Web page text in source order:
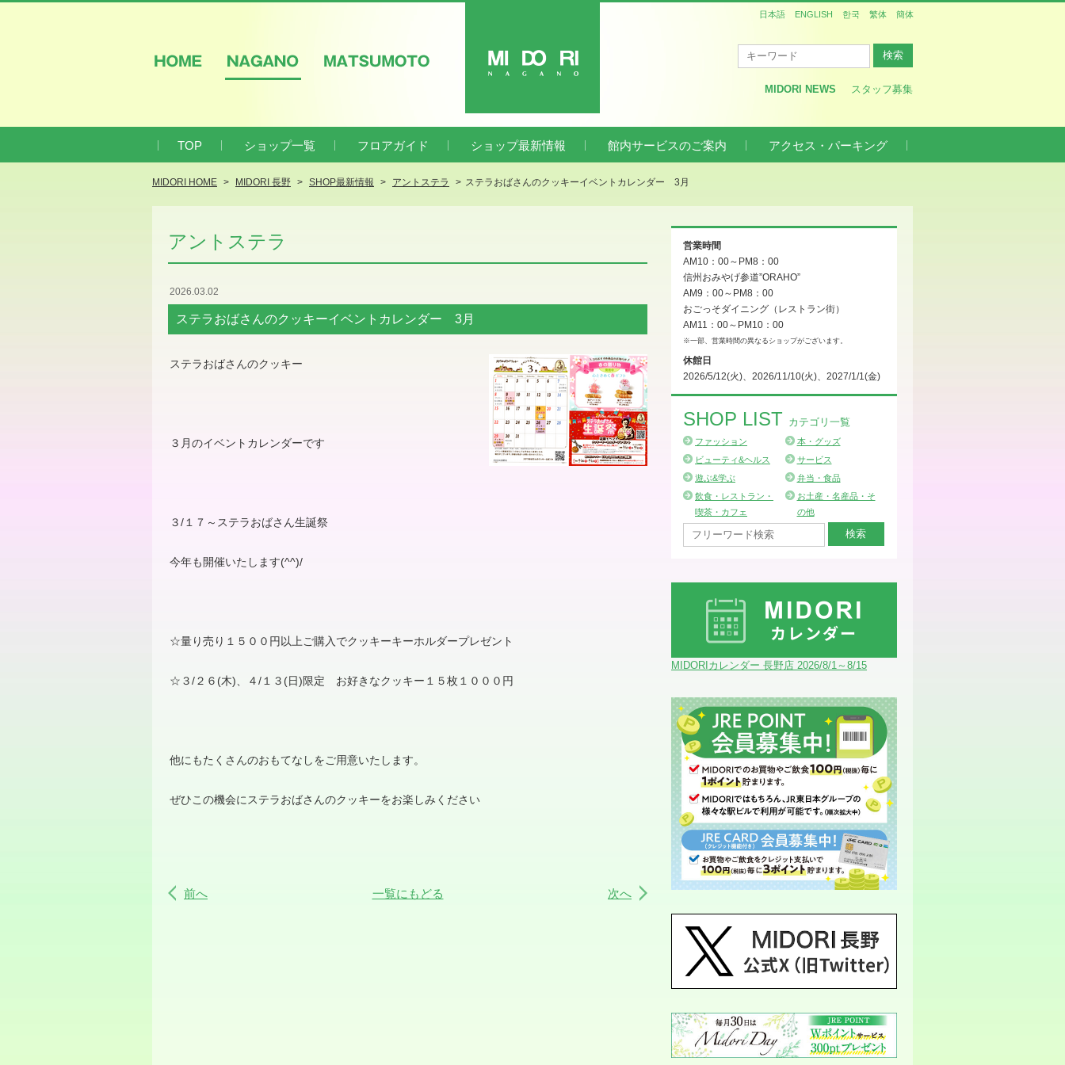
MIDORI NEWS
スタッフ募集
日本語 ENGLISH 한국 繁体 簡体
TOP ショップ一覧 フロアガイド ショップ最新情報 館内サービスのご案内 アクセス・パーキング
MIDORI HOME MIDORI 長野 SHOP最新情報 アントステラ ステラおばさんのクッキーイベントカレンダー 3月
アントステラ
2026.03.02
ステラおばさんのクッキーイベントカレンダー 3月
ステラおばさんのクッキー
３月のイベントカレンダーです
３/ １７～ステラおばさん生誕祭
今年も開催いたします(^^)/
☆量り売り１５００円以上ご購入でクッキーキーホルダープレゼント
☆３/２６ (木) 、４/ １３ (日)限定 お好きなクッキー１５枚１０００円
他にもたくさんのおもてなしをご用意いたします。
ぜひこの機会にステラおばさんのクッキーをお楽しみください
前へ 一覧にもどる 次へ
営業時間
AM10：00～PM8：00
信州おみやげ参道”ORAHO”
AM9：00～PM8：00
おごっそダイニング（レストラン街）
AM11：00～PM10：00
※一部、営業時間の異なるショップがございます。
休館日
2026/5/12(火)、2026/11/10(火)、2027/1/1(金)
SHOP LIST カテゴリ一覧
ファッション
本・グッズ
ビューティ&ヘルス
サービス
遊ぶ&学ぶ
弁当・食品
飲食・レストラン・
喫茶・カフェ
お土産・名産品・そ
の他
MIDORIカレンダー 長野店 2026/8/1～8/15